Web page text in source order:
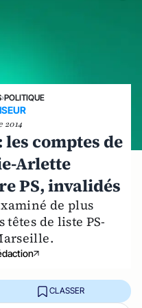
›POLITIQUE
2014
comptes de
Arlette
PS, invalidés
de plus
têtes de liste PS-
CLASSER